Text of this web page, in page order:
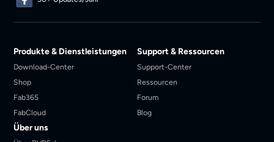
Produkte & Dienstleistungen
Download-Center
Shop
Fab365
FabCloud
Support & Ressourcen
Support-Center
Ressourcen
Forum
Blog
Über uns